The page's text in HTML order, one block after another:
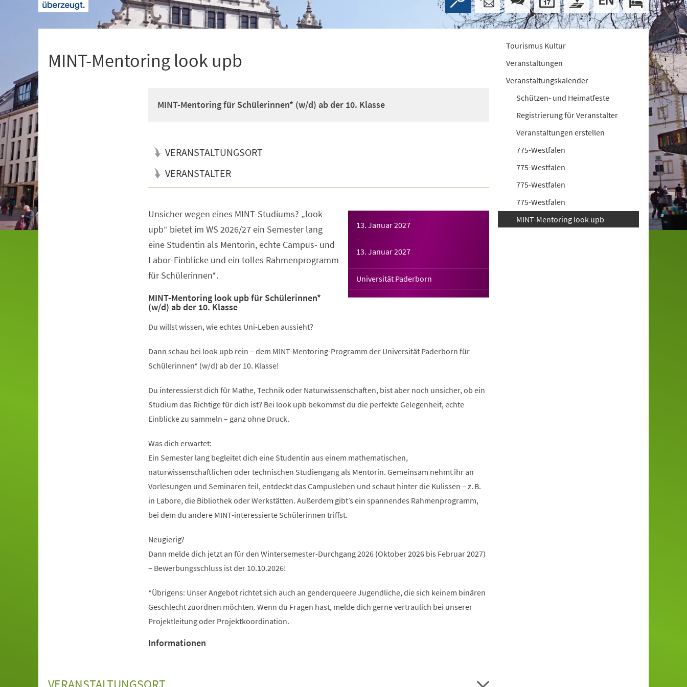
MINT-Mentoring look upb
MINT-Mentoring für Schülerinnen* (w/d) ab der 10. Klasse
VERANSTALTUNGSORT
VERANSTALTER
13. Januar 2027
–
13. Januar 2027
Universität Paderborn
Unsicher wegen eines MINT-Studiums? „look
upb“ bietet im WS 2026/27 ein Semester lang
eine Studentin als Mentorin, echte Campus- und
Labor-Einblicke und ein tolles Rahmenprogramm
für Schülerinnen*.
MINT-Mentoring look upb für Schülerinnen*
(w/d) ab der 10. Klasse
Du willst wissen, wie echtes Uni-Leben aussieht?
Dann schau bei look upb rein – dem MINT-Mentoring-Programm der Universität Paderborn für
Schülerinnen* (w/d) ab der 10. Klasse!
Du interessierst dich für Mathe, Technik oder Naturwissenschaften, bist aber noch unsicher, ob ein
Studium das Richtige für dich ist? Bei look upb bekommst du die perfekte Gelegenheit, echte
Einblicke zu sammeln – ganz ohne Druck.
Was dich erwartet:
Ein Semester lang begleitet dich eine Studentin aus einem mathematischen,
naturwissenschaftlichen oder technischen Studiengang als Mentorin. Gemeinsam nehmt ihr an
Vorlesungen und Seminaren teil, entdeckt das Campusleben und schaut hinter die Kulissen – z. B.
in Labore, die Bibliothek oder Werkstätten. Außerdem gibt’s ein spannendes Rahmenprogramm,
bei dem du andere MINT-interessierte Schülerinnen triffst.
Neugierig?
Dann melde dich jetzt an für den Wintersemester-Durchgang 2026 (Oktober 2026 bis Februar 2027)
– Bewerbungsschluss ist der 10.10.2026!
*Übrigens: Unser Angebot richtet sich auch an genderqueere Jugendliche, die sich keinem binären
Geschlecht zuordnen möchten. Wenn du Fragen hast, melde dich gerne vertraulich bei unserer
Projektleitung oder Projektkoordination.
Informationen
Tourismus Kultur
Veranstaltungen
Veranstaltungskalender
Schützen- und Heimatfeste
Registrierung für Veranstalter
Veranstaltungen erstellen
775-Westfalen
775-Westfalen
775-Westfalen
775-Westfalen
MINT-Mentoring look upb